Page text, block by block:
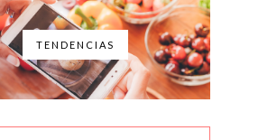
TENDENCIAS